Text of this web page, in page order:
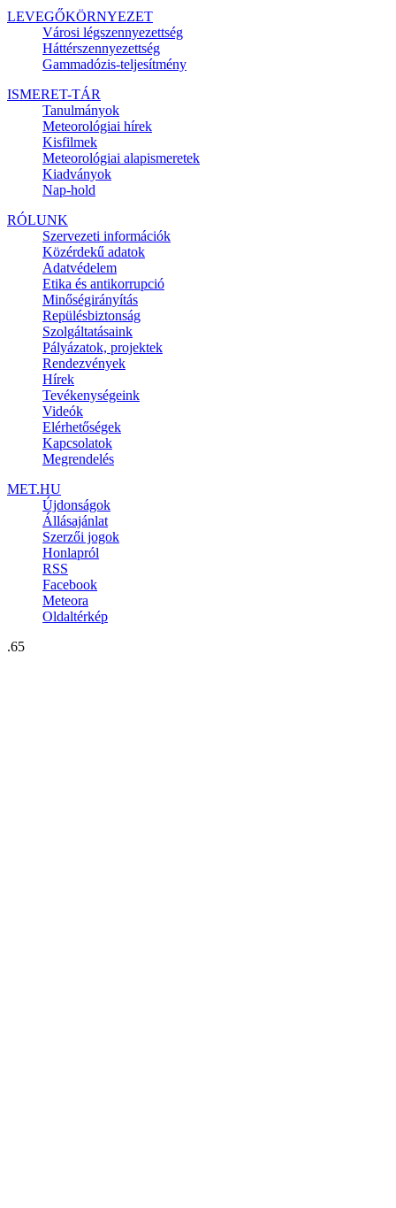
LEVEGŐKÖRNYEZET
Városi légszennyezettség
Háttérszennyezettség
Gammadózis-teljesítmény
ISMERET-TÁR
Tanulmányok
Meteorológiai hírek
Kisfilmek
Meteorológiai alapismeretek
Kiadványok
Nap-hold
RÓLUNK
Szervezeti információk
Közérdekű adatok
Adatvédelem
Etika és antikorrupció
Minőségirányítás
Repülésbiztonság
Szolgáltatásaink
Pályázatok, projektek
Rendezvények
Hírek
Tevékenységeink
Videók
Elérhetőségek
Kapcsolatok
Megrendelés
MET.HU
Újdonságok
Állásajánlat
Szerzői jogok
Honlapról
RSS
Facebook
Meteora
Oldaltérkép
.65